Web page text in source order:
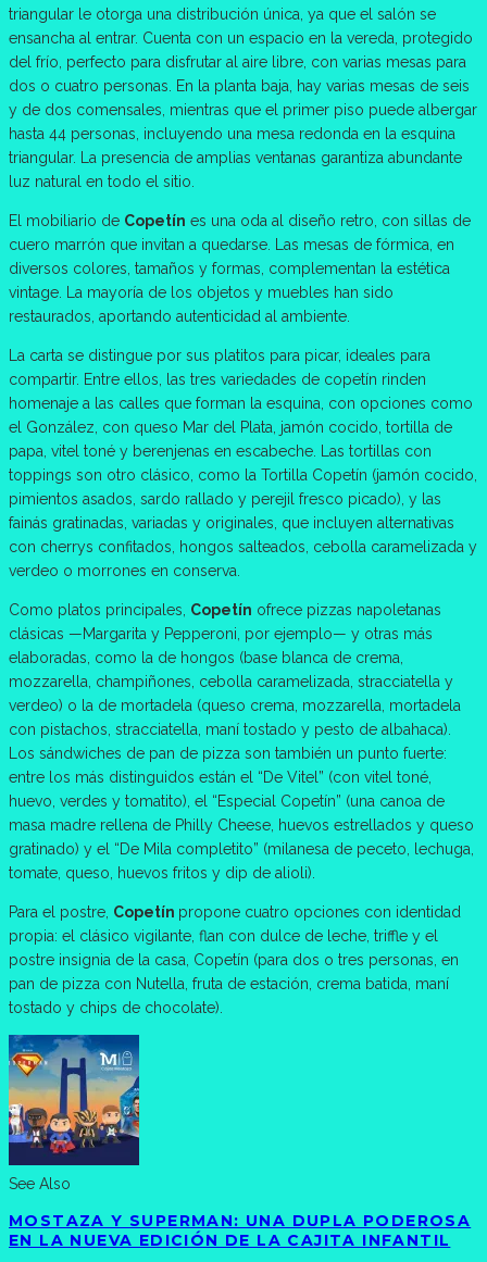
triangular le otorga una distribución única, ya que el salón se
ensancha al entrar. Cuenta con un espacio en la vereda, protegido
del frío, perfecto para disfrutar al aire libre, con varias mesas para
dos o cuatro personas. En la planta baja, hay varias mesas de seis
y de dos comensales, mientras que el primer piso puede albergar
hasta 44 personas, incluyendo una mesa redonda en la esquina
triangular. La presencia de amplias ventanas garantiza abundante
luz natural en todo el sitio.
El mobiliario de Copetín es una oda al diseño retro, con sillas de
cuero marrón que invitan a quedarse. Las mesas de fórmica, en
diversos colores, tamaños y formas, complementan la estética
vintage. La mayoría de los objetos y muebles han sido
restaurados, aportando autenticidad al ambiente.
La carta se distingue por sus platitos para picar, ideales para
compartir. Entre ellos, las tres variedades de copetín rinden
homenaje a las calles que forman la esquina, con opciones como
el González, con queso Mar del Plata, jamón cocido, tortilla de
papa, vitel toné y berenjenas en escabeche. Las tortillas con
toppings son otro clásico, como la Tortilla Copetín (jamón cocido,
pimientos asados, sardo rallado y perejil fresco picado), y las
fainás gratinadas, variadas y originales, que incluyen alternativas
con cherrys confitados, hongos salteados, cebolla caramelizada y
verdeo o morrones en conserva.
Como platos principales, Copetín ofrece pizzas napoletanas
clásicas —Margarita y Pepperoni, por ejemplo— y otras más
elaboradas, como la de hongos (base blanca de crema,
mozzarella, champiñones, cebolla caramelizada, stracciatella y
verdeo) o la de mortadela (queso crema, mozzarella, mortadela
con pistachos, stracciatella, maní tostado y pesto de albahaca).
Los sándwiches de pan de pizza son también un punto fuerte:
entre los más distinguidos están el “De Vitel” (con vitel toné,
huevo, verdes y tomatito), el “Especial Copetín” (una canoa de
masa madre rellena de Philly Cheese, huevos estrellados y queso
gratinado) y el “De Mila completito” (milanesa de peceto, lechuga,
tomate, queso, huevos fritos y dip de alioli).
Para el postre, Copetín propone cuatro opciones con identidad
propia: el clásico vigilante, flan con dulce de leche, triffle y el
postre insignia de la casa, Copetín (para dos o tres personas, en
pan de pizza con Nutella, fruta de estación, crema batida, maní
tostado y chips de chocolate).
See Also
MOSTAZA Y SUPERMAN: UNA DUPLA PODEROSA
EN LA NUEVA EDICIÓN DE LA CAJITA INFANTIL